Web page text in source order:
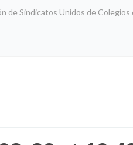
de Sindicatos Unidos de